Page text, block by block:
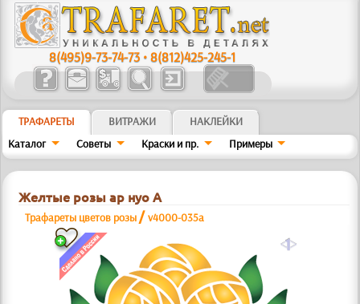
8(495)9-73-74-73 •8(812)425-245-1
ТРАФАРЕТЫ ВИТРАЖИ
НАКЛЕЙКИ
Каталог
Советы Краски и пр. Примеры
Желтые розы ар нуо А
Трафареты цветов розы /v4000-035a
a